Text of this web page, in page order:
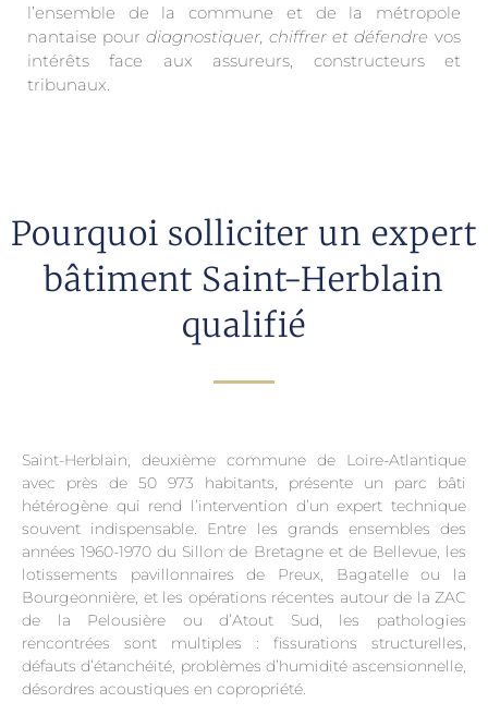
l’ensemble de la commune et de la métropole
nantaise pour diagnostiquer, chiffrer et défendre vos
intérêts face aux assureurs, constructeurs et
tribunaux.
Pourquoi solliciter un expert
bâtiment Saint-Herblain
qualifié
Saint-Herblain, deuxième commune de Loire-Atlantique
avec près de 50 973 habitants, présente un parc bâti
hétérogène qui rend l’intervention d’un expert technique
souvent indispensable. Entre les grands ensembles des
années 1960-1970 du Sillon de Bretagne et de Bellevue, les
lotissements pavillonnaires de Preux, Bagatelle ou la
Bourgeonnière, et les opérations récentes autour de la ZAC
de la Pelousière ou d’Atout Sud, les pathologies
rencontrées sont multiples : fissurations structurelles,
défauts d’étanchéité, problèmes d’humidité ascensionnelle,
désordres acoustiques en copropriété.